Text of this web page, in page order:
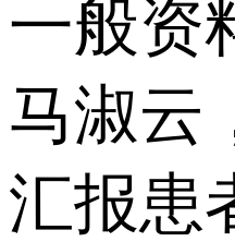
一般资
马淑云
汇报患